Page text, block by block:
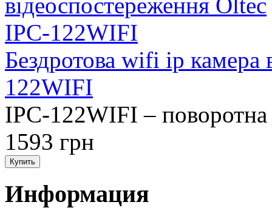
Бездротова wifi ip камера
122WIFI
IPC-122WIFI –
1593 грн
Информация